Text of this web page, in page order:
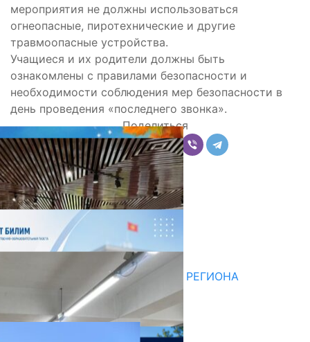
мероприятия не должны использоваться
огнеопасные, пиротехнические и другие
травмоопасные устройства.
Учащиеся и их родители должны быть
ознакомлены с правилами безопасности и
необходимости соблюдения мер безопасности в
день проведения «последнего звонка».
Поделиться
Комментарии
Последние новости
НЕДЕЛЯ В ОБЗОРЕ
07.08.2026
ДЛЯ МЕТОДИСТОВ ЮЖНОГО РЕГИОНА
НАЧАЛОСЬ ОБУЧЕНИЕ
05.08.2026